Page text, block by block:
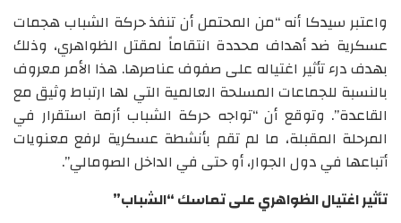
واعتبر سيدكا أنه “من المحتمل أن تنفذ حركة الشباب هجمات
عسكرية ضد أهداف محددة انتقاماً لمقتل الظواهري، وذلك
بهدف درء تأثير اغتياله على صفوف عناصرها. هذا الأمر معروف
بالنسبة للجماعات المسلحة العالمية التي لها ارتباط وثيق مع
القاعدة”. وتوقع أن “تواجه حركة الشباب أزمة استقرار في
المرحلة المقبلة، ما لم تقم بأنشطة عسكرية لرفع معنويات
أتباعها في دول الجوار، أو حتى في الداخل الصومالي”.
تأثير اغتيال الظواهري على تماسك “الشباب”